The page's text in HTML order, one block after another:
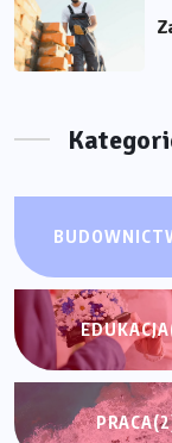
EDUKACJA
PRACA